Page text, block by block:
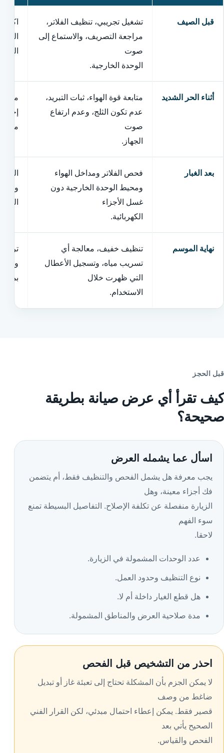
قبل الصيف
تشغيل تجريبي، تنظيف الفلاتر،
مراجعة التصريف، والاستماع إلى
صوت
الوحدة الخارجية.
أثناء الحر الشديد
متابعة قوة الهواء، ثبات التبريد،
عدم تكون الثلج، وعدم ارتفاع
صوت
الجهاز.
منع
مع
بعد الغبار
فحص الفلاتر ومداخل الهواء
ومحيط الوحدة الخارجية دون
غسل الأجزاء
الكهربائية.
نهاية الموسم
تنظيف خفيف، معالجة أي
تسريب مياه، وتسجيل الأعطال
التي ظهرت خلال
الاستخدام.
ترك
قبل الحجز
كيف تقرأ أي عرض صيانة بطريقة
صحيحة؟
اسأل عما يشمله العرض
يجب معرفة هل يشمل الفحص والتنظيف فقط، أم يتضمن
فك أجزاء معينة، وهل
الزيارة منفصلة عن تكلفة الإصلاح. التفاصيل البسيطة تمنع
سوء الفهم
لاحقا.
عدد الوحدات المشمولة في الزيارة.
نوع التنظيف وحدود العمل.
هل قطع الغيار داخلة أم لا.
مدة صلاحية العرض والمناطق المشمولة.
احذر من التشخيص قبل الفحص
لا يمكن الجزم بأن المشكلة تحتاج إلى تعبئة غاز أو تبديل
ضاغط من وصف
قصير فقط. يمكن إعطاء احتمال مبدئي، لكن القرار الفني
الصحيح يأتي بعد
الفحص والقياس.